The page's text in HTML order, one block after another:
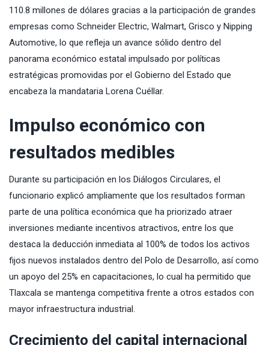
110.8 millones de dólares gracias a la participación de grandes
empresas como Schneider Electric, Walmart, Grisco y Nipping
Automotive, lo que refleja un avance sólido dentro del
panorama económico estatal impulsado por políticas
estratégicas promovidas por el Gobierno del Estado que
encabeza la mandataria Lorena Cuéllar.
Impulso económico con
resultados medibles
Durante su participación en los Diálogos Circulares, el
funcionario explicó ampliamente que los resultados forman
parte de una política económica que ha priorizado atraer
inversiones mediante incentivos atractivos, entre los que
destaca la deducción inmediata al 100% de todos los activos
fijos nuevos instalados dentro del Polo de Desarrollo, así como
un apoyo del 25% en capacitaciones, lo cual ha permitido que
Tlaxcala se mantenga competitiva frente a otros estados con
mayor infraestructura industrial.
Crecimiento del capital internacional